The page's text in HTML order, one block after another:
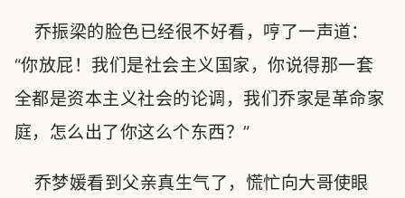
乔振梁的脸色已经很不好看，哼了一声道：
“你放屁！我们是社会主义国家，你说得那一套
全都是资本主义社会的论调，我们乔家是革命家
庭，怎么出了你这么个东西？”
乔梦媛看到父亲真生气了，慌忙向大哥使眼